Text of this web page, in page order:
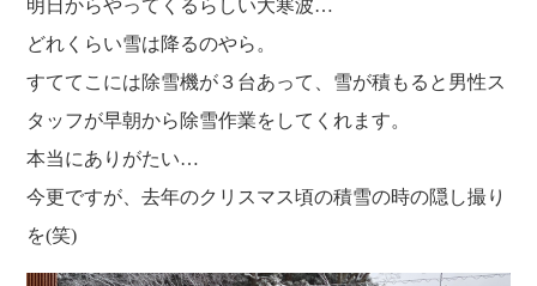
ガイドブックで見るすててこ
パート採用
Company Information
社长致辞及介绍
明日からやってくるらしい大寒波…
どれくらい雪は降るのやら。
すててこには除雪機が３台あって、雪が積もると男性ス
タッフが早朝から除雪作業をしてくれます。
本当にありがたい…
今更ですが、去年のクリスマス頃の積雪の時の隠し撮り
を(笑)